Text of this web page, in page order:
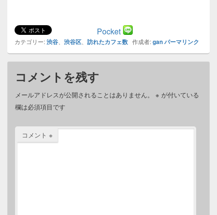
Pocket
カテゴリー:渋谷 渋谷区 訪れたカフェ数 作成者:ganパーマリンク
コメントを残す
メールアドレスが公開されることはありません。 ※ が付いている
欄は必須項目です
コメント ※